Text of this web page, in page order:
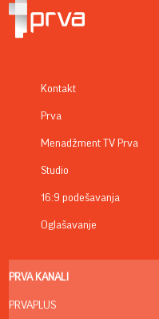
Kontakt
Prva
Menadžment TV Prva
Studio
16:9 podešavanja
Oglašavanje
PRVA KANALI
PRVAPLUS